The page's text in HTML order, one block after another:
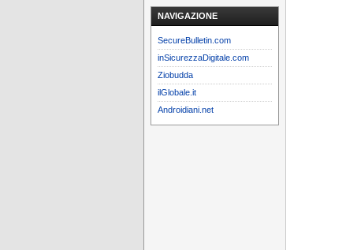
NAVIGAZIONE
SecureBulletin.com
inSicurezzaDigitale.com
Ziobudda
ilGlobale.it
Androidiani.net